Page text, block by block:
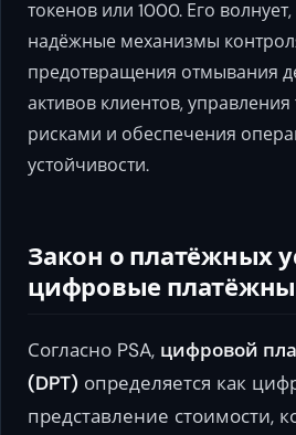
токенов или 1000. Его волнует,
надёжные механизмы
предотвращения отмывания
активов клиентов,
рисками и обеспечения
устойчивости.
Закон о платёжных
цифровые
Согласно PSA, цифровой
(DPT) определяется как
представление стоимости,